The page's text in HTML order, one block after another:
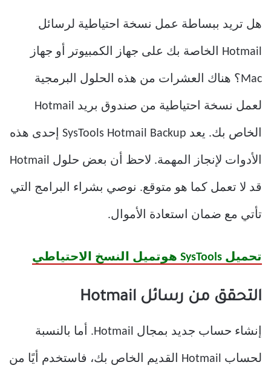
هل تريد ببساطة عمل نسخة احتياطية لرسائل
Hotmail الخاصة بك على جهاز الكمبيوتر أو جهاز
Mac؟ هناك العشرات من هذه الحلول البرمجية
لعمل نسخة احتياطية من صندوق بريد Hotmail
الخاص بك. يعد SysTools Hotmail Backup إحدى هذه
الأدوات لإنجاز المهمة. لاحظ أن بعض حلول Hotmail
قد لا تعمل كما هو متوقع. نوصي بشراء البرامج التي
تأتي مع ضمان استعادة الأموال.
تحميل SysTools هوتميل النسخ الاحتياطي
التحقق من رسائل Hotmail
إنشاء حساب جديد بمجال Hotmail. أما بالنسبة
لحساب Hotmail القديم الخاص بك، فاستخدم أيًا من